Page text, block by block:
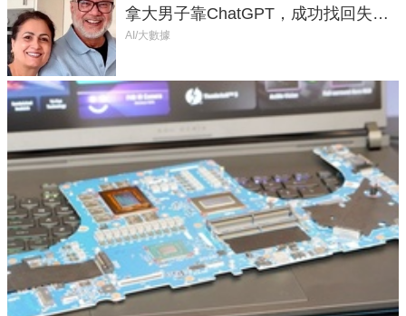
拿大男子靠ChatGPT，成功找回失散
50年家人
AI/大數據